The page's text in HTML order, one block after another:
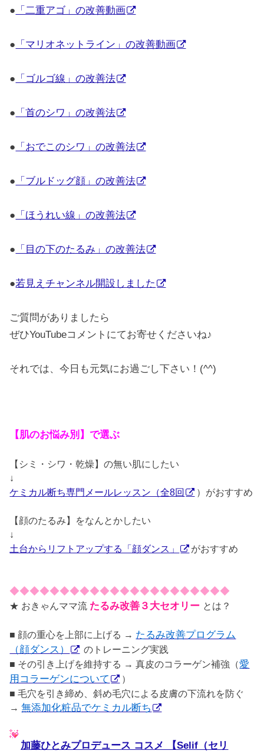
● 「二重アゴ」の改善動画
● 「マリオネットライン」の改善動画
● 「ゴルゴ線」の改善法
● 「首のシワ」の改善法
● 「おでこのシワ」の改善法
● 「ブルドッグ顔」の改善法
● 「ほうれい線」の改善法
● 「目の下のたるみ」の改善法
●若見えチャンネル開設しました
ご質問がありましたら
ぜひYouTubeコメントにてお寄せくださいね♪
それでは、今日も元気にお過ごし下さい！(^^)
【肌のお悩み別】で選ぶ
【シミ・シワ・乾燥】の無い肌にしたい
↓
ケミカル断ち専門メールレッスン（全8回
）がおすすめ
【顔のたるみ】をなんとかしたい
↓
土台からリフトアップする「顔ダンス」
がおすすめ
◆◆◆◆◆◆◆◆◆◆◆◆◆◆◆◆◆◆◆◆◆◆
★ おきゃんママ流 たるみ改善３大セオリー とは？
■ 顔の重心を上部に上げる → たるみ改善プログラム
（顔ダンス）
のトレーニング実践
■ その引き上げを維持する → 真皮のコラーゲン補強（愛
用コラーゲンについて
）
■ 毛穴を引き締め、斜め毛穴による皮膚の下流れを防ぐ
→無添加化粧品でケミカル断ち
加藤ひとみプロデュース コスメ 【Selif（セリ